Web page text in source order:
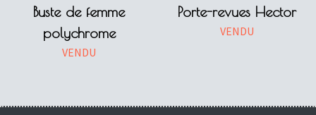
Buste de femme
polychrome
VENDU
Porte-revues Hector
VENDU